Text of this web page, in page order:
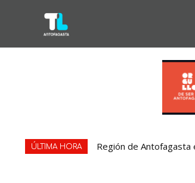
ÚLTIMA HORA Región de